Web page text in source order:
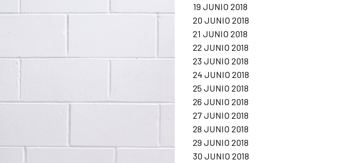
19 JUNIO 2018
20 JUNIO 2018
21 JUNIO 2018
22 JUNIO 2018
23 JUNIO 2018
24 JUNIO 2018
25 JUNIO 2018
26 JUNIO 2018
27 JUNIO 2018
28 JUNIO 2018
29 JUNIO 2018
30 JUNIO 2018